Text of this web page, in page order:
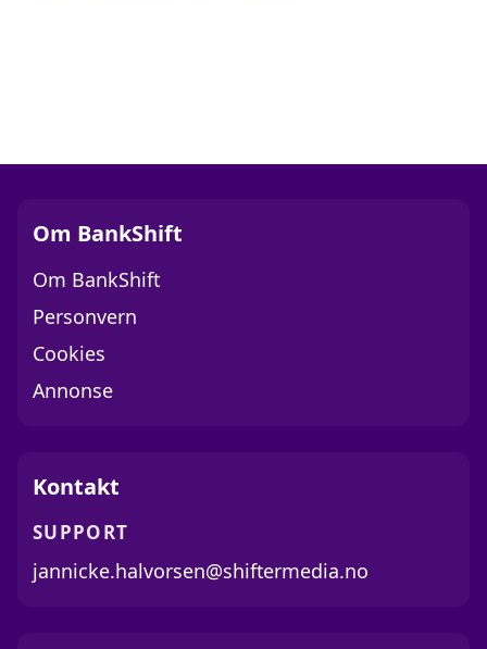
Om BankShift
Om BankShift
Personvern
Cookies
Annonse
Kontakt
SUPPORT
jannicke.halvorsen@shiftermedia.no